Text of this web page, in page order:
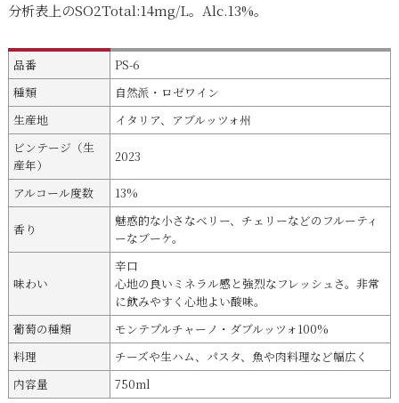
分析表上のSO2Total:14mg/L。Alc.13%。
品番
PS-6
種類
自然派・ロゼワイン
生産地
イタリア、アブルッツォ州
ビンテージ（生
産年）
2023
アルコール度数 13%
香り
魅惑的な小さなベリー、チェリーなどのフルーティ
ーなブーケ。
味わい
辛口
心地の良いミネラル感と強烈なフレッシュさ。非常
に飲みやすく心地よい酸味。
葡萄の種類
モンテプルチャーノ・ダブルッツォ100%
料理
チーズや生ハム、パスタ、魚や肉料理など幅広く
内容量
750ml